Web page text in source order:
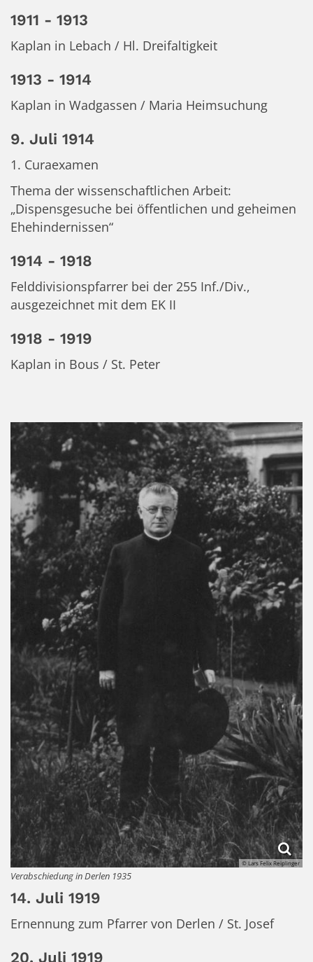
1911 - 1913
Kaplan in Lebach / Hl. Dreifaltigkeit
1913 - 1914
Kaplan in Wadgassen / Maria Heimsuchung
9. Juli 1914
1. Curaexamen
Thema der wissenschaftlichen Arbeit:
„Dispensgesuche bei öffentlichen und geheimen
Ehehindernissen“
1914 - 1918
Felddivisionspfarrer bei der 255 Inf./Div.,
ausgezeichnet mit dem EK II
1918 - 1919
Kaplan in Bous / St. Peter
© Lars Felix Reiplinger
Verabschiedung in Derlen 1935
14. Juli 1919
Ernennung zum Pfarrer von Derlen / St. Josef
20. Juli 1919